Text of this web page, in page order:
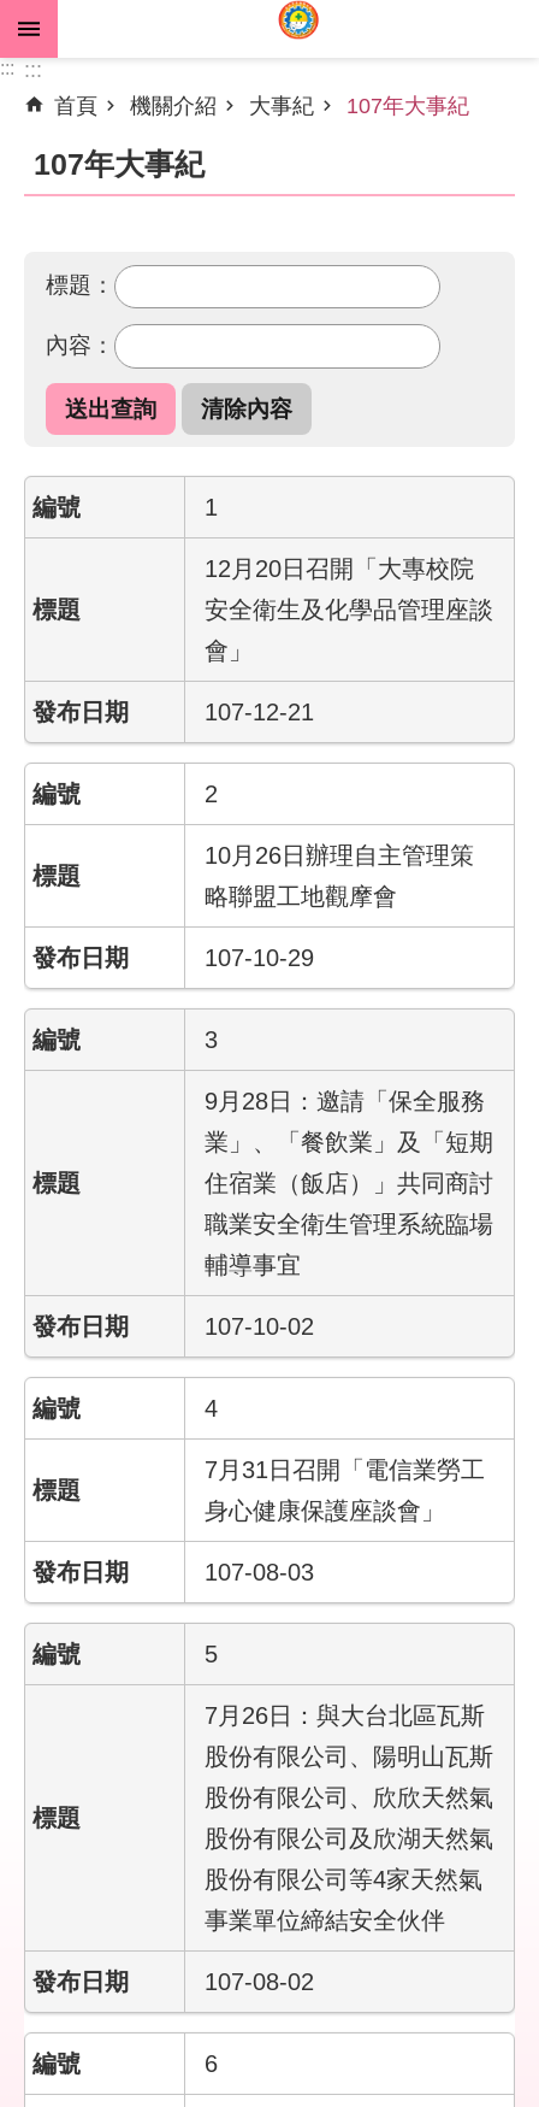
跳到主要內容區塊
進
搜
尋
告
訊
關
介
紹
業
務
訊
線
上
服
務
聯
資
訊
關
連
音
政
府
資
訊
公
開
網
導
覽
回
首
陳
常
見
答
雙
::: :::
首頁
機關介紹 大事紀 107年大事紀
107年大事紀
標題：
內容：
1
12月20日召開「大專校院
安全衛生及化學品管理座談
會」
107-12-21
2
10月26日辦理自主管理策
略聯盟工地觀摩會
107-10-29
3
9月28日：邀請「保全服務
業」、「餐飲業」及「短期
住宿業（飯店）」共同商討
職業安全衛生管理系統臨場
輔導事宜
107-10-02
4
7月31日召開「電信業勞工
身心健康保護座談會」
107-08-03
5
7月26日：與大台北區瓦斯
股份有限公司、陽明山瓦斯
股份有限公司、欣欣天然氣
股份有限公司及欣湖天然氣
股份有限公司等4家天然氣
事業單位締結安全伙伴
107-08-02
6